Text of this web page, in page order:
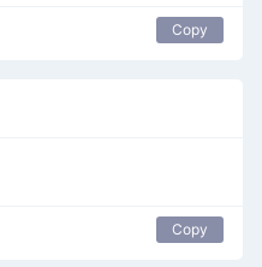
Copy
Copy